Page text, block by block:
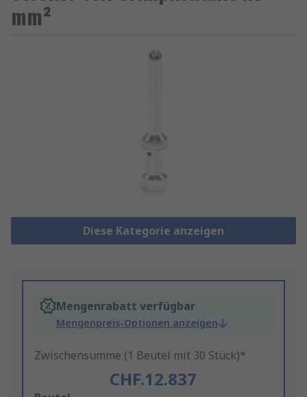
mm²
Diese Kategorie anzeigen
Mengenrabatt verfügbar
Mengenpreis-Optionen anzeigen
Zwischensumme (1 Beutel mit 30 Stück)*
CHF.12.837